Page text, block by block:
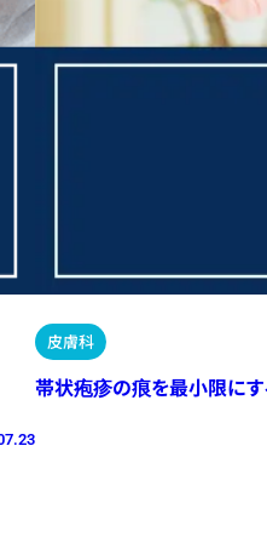
皮膚科
帯状疱疹の痕を最小限にす